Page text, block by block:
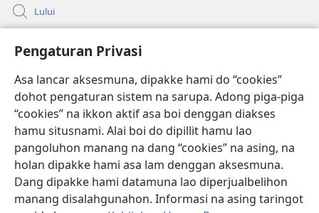
Pengaturan Privasi
Asa lancar aksesmuna, dipakke hami do “cookies”
dohot pengaturan sistem na sarupa. Adong piga-piga
“cookies” na ikkon aktif asa boi denggan diakses
hamu situsnami. Alai boi do dipillit hamu lao
pangoluhon manang na dang “cookies” na asing, na
holan dipakke hami asa lam denggan aksesmuna.
Dang dipakke hami datamuna lao diperjualbelihon
manang disalahgunahon. Informasi na asing taringot
Lului
(opens
new
PERPUSTAKAAN ONLINE Joujou Paboahon™
(opens
new
window)JW Hub
(opens
new
window)JW Library ®